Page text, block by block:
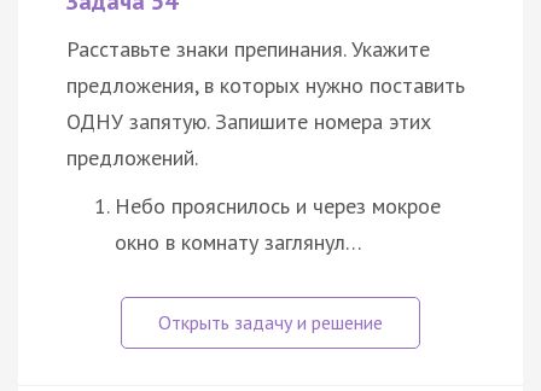
Расставьте знаки препинания. Укажите
предложения, в которых нужно поставить
ОДНУ запятую. Запишите номера этих
предложений.
Небо прояснилось и через мокрое
окно в комнату заглянул…